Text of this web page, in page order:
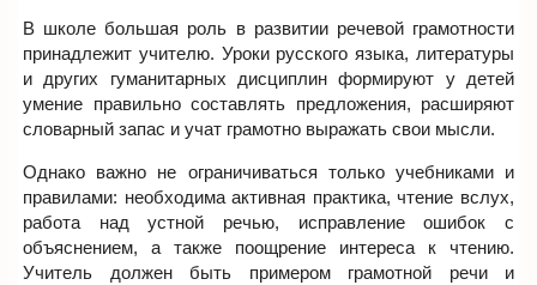
В школе большая роль в развитии речевой грамотности
принадлежит учителю. Уроки русского языка, литературы
и других гуманитарных дисциплин формируют у детей
умение правильно составлять предложения, расширяют
словарный запас и учат грамотно выражать свои мысли.
Однако важно не ограничиваться только учебниками и
правилами: необходима активная практика, чтение вслух,
работа над устной речью, исправление ошибок с
объяснением, а также поощрение интереса к чтению.
Учитель должен быть примером грамотной речи и